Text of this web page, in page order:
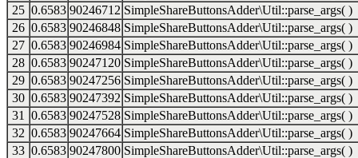
25 0.6583 90246712 SimpleShareButtonsAdder\Util::parse_args( )
26 0.6583 90246848 SimpleShareButtonsAdder\Util::parse_args( )
27 0.6583 90246984 SimpleShareButtonsAdder\Util::parse_args( )
28 0.6583 90247120 SimpleShareButtonsAdder\Util::parse_args( )
29 0.6583 90247256 SimpleShareButtonsAdder\Util::parse_args( )
30 0.6583 90247392 SimpleShareButtonsAdder\Util::parse_args( )
31
0.6583 90247528 SimpleShareButtonsAdder\Util::parse_args( )
32 0.6583 90247664 SimpleShareButtonsAdder\Util::parse_args( )
33 0.6583 90247800 SimpleShareButtonsAdder\Util::parse_args( )